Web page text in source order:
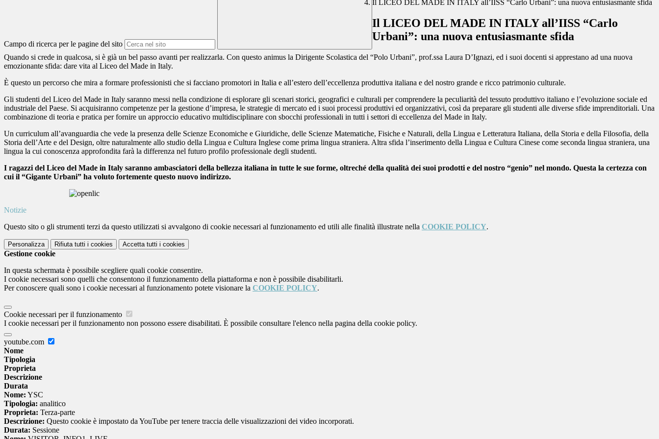
Campo di ricerca per le pagine del sito
Il LICEO DEL MADE IN ITALY all’IISS “Carlo Urbani”: una nuova entusiasmante sfida
Il LICEO DEL MADE IN ITALY all’IISS “Carlo
Urbani”: una nuova entusiasmante sfida
Quando si crede in qualcosa, si è già un bel passo avanti per realizzarla. Con questo animus la Dirigente Scolastica del “Polo Urbani”, prof.ssa Laura D’Ignazi, ed i suoi docenti si apprestano ad una nuova
emozionante sfida: dare vita al Liceo del Made in Italy.
È questo un percorso che mira a formare professionisti che si facciano promotori in Italia e all’estero dell’eccellenza produttiva italiana e del nostro grande e ricco patrimonio culturale.
Gli studenti del Liceo del Made in Italy saranno messi nella condizione di esplorare gli scenari storici, geografici e culturali per comprendere la peculiarità del tessuto produttivo italiano e l’evoluzione sociale ed
industriale del Paese. Si acquisiranno competenze per la gestione d’impresa, le strategie di mercato ed i suoi processi produttivi ed organizzativi, così da preparare gli studenti alle diverse sfide imprenditoriali. Una
combinazione di teoria e pratica per fornire un approccio educativo multidisciplinare con sbocchi professionali in tutti i settori di eccellenza del Made in Italy.
Un curriculum all’avanguardia che vede la presenza delle Scienze Economiche e Giuridiche, delle Scienze Matematiche, Fisiche e Naturali, della Lingua e Letteratura Italiana, della Storia e della Filosofia, della
Storia dell’Arte e del Design, oltre naturalmente allo studio della Lingua e Cultura Inglese come prima lingua straniera. Altra sfida l’inserimento della Lingua e Cultura Cinese come seconda lingua straniera, una
lingua la cui conoscenza approfondita farà la differenza nel futuro profilo professionale degli studenti.
I ragazzi del Liceo del Made in Italy saranno ambasciatori della bellezza italiana in tutte le sue forme, oltreché della qualità dei suoi prodotti e del nostro “genio” nel mondo. Questa la certezza con
cui il “Gigante Urbani” ha voluto fortemente questo nuovo indirizzo.
Notizie
Questo sito o gli strumenti terzi da questo utilizzati si avvalgono di cookie necessari al funzionamento ed utili alle finalità illustrate nella COOKIE POLICY.
Personalizza Rifiuta tutti i cookies Accetta tutti i cookies
Gestione cookie
In questa schermata è possibile scegliere quali cookie consentire.
I cookie necessari sono quelli che consentono il funzionamento della piattaforma e non è possibile disabilitarli.
Per conoscere quali sono i cookie necessari al funzionamento potete visionare la COOKIE POLICY.
Cookie necessari per il funzionamento
I cookie necessari per il funzionamento non possono essere disabilitati. È possibile consultare l'elenco nella pagina della cookie policy.
youtube.com
Nome
Tipologia
Proprieta
Descrizione
Durata
Nome: YSC
Tipologia: analitico
Proprieta: Terza-parte
Descrizione: Questo cookie è impostato da YouTube per tenere traccia delle visualizzazioni dei video incorporati.
Durata: Sessione